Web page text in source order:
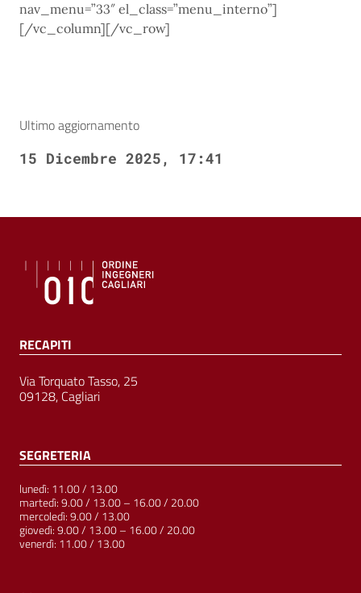
nav_menu=”33″ el_class=”menu_interno”]
[/vc_column][/vc_row]
Ultimo aggiornamento
15 Dicembre 2025, 17:41
RECAPITI
Via Torquato Tasso, 25
09128, Cagliari
SEGRETERIA
lunedì: 11.00 / 13.00
martedì: 9.00 / 13.00 – 16.00 / 20.00
mercoledì: 9.00 / 13.00
giovedì: 9.00 / 13.00 – 16.00 / 20.00
venerdì: 11.00 / 13.00